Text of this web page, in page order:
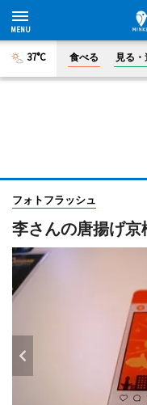
37°C 食べる 見る
フォトフラッシュ
李さんの唐揚げ